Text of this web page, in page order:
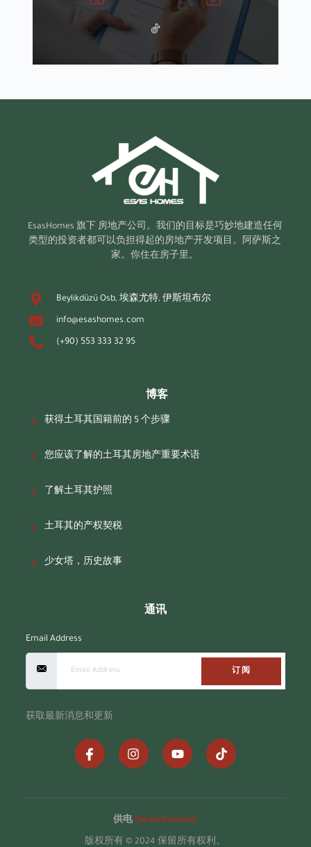
EsasHomes 旗下 房地产公司。我们的目标是巧妙地建造任何
类型的投资者都可以负担得起的房地产开发项目。阿萨斯之
家。你住在房子里。
Beylikdüzü Osb, 埃森尤特, 伊斯坦布尔
info@esashomes.com
(+90) 553 333 32 95
博客
获得土耳其国籍前的 5 个步骤
您应该了解的土耳其房地产重要术语
了解土耳其护照
土耳其的产权契税
少女塔，历史故事
通讯
Email Address
订阅
获取最新消息和更新
供电Owais Boshnak
版权所有 © 2024 保留所有权利。